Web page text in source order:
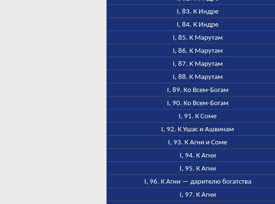
I, 83. К Индре
I, 84. К Индре
I, 85. К Марутам
I, 86. К Марутам
I, 87. К Марутам
I, 88. К Марутам
I, 89. Ко Всем-Богам
I, 90. Ко Всем-Богам
I, 91. К Соме
I, 92. К Ушас и Ашвинам
I, 93. К Агни и Соме
I, 94. К Агни
I, 95. К Агни
I, 96. К Агни — дарителю богатства
I, 97. К Агни